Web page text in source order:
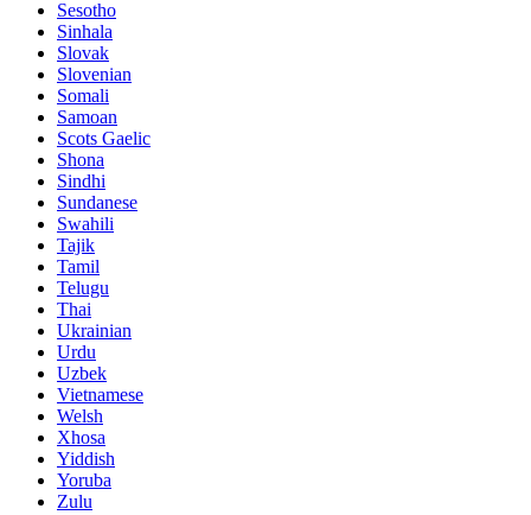
Sesotho
Sinhala
Slovak
Slovenian
Somali
Samoan
Scots Gaelic
Shona
Sindhi
Sundanese
Swahili
Tajik
Tamil
Telugu
Thai
Ukrainian
Urdu
Uzbek
Vietnamese
Welsh
Xhosa
Yiddish
Yoruba
Zulu